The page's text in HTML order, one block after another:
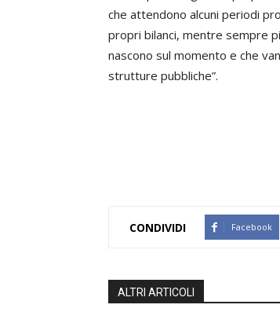
che attendono alcuni periodi
propri bilanci, mentre sempre
nascono sul momento e che
strutture pubbliche”.
CONDIVIDI Facebook
ALTRI ARTICOLI